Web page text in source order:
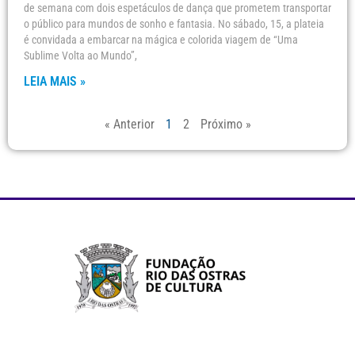
de semana com dois espetáculos de dança que prometem transportar
o público para mundos de sonho e fantasia. No sábado, 15, a plateia
é convidada a embarcar na mágica e colorida viagem de “Uma
Sublime Volta ao Mundo”,
LEIA MAIS »
« Anterior 1 2 Próximo »